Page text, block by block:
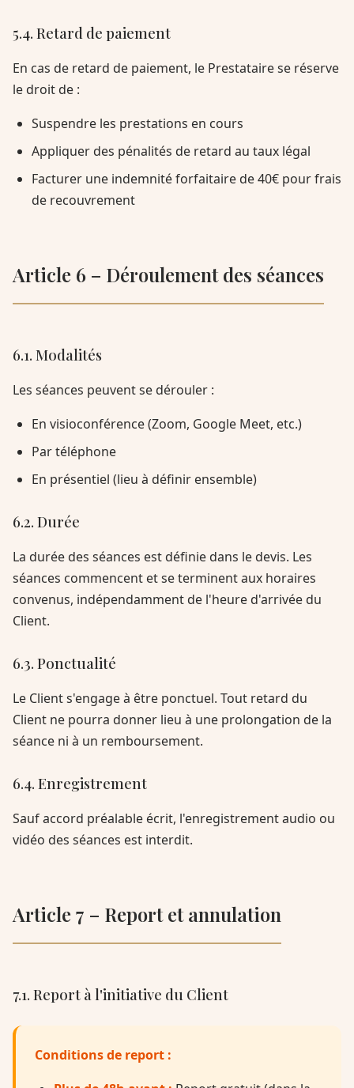
5.4. Retard de paiement
En cas de retard de paiement, le Prestataire se réserve
le droit de :
Suspendre les prestations en cours
Appliquer des pénalités de retard au taux légal
Facturer une indemnité forfaitaire de 40€ pour frais
de recouvrement
Article 6 – Déroulement des séances
6.1. Modalités
Les séances peuvent se dérouler :
En visioconférence (Zoom, Google Meet, etc.)
Par téléphone
En présentiel (lieu à définir ensemble)
6.2. Durée
La durée des séances est définie dans le devis. Les
séances commencent et se terminent aux horaires
convenus, indépendamment de l'heure d'arrivée du
Client.
6.3. Ponctualité
Le Client s'engage à être ponctuel. Tout retard du
Client ne pourra donner lieu à une prolongation de la
séance ni à un remboursement.
6.4. Enregistrement
Sauf accord préalable écrit, l'enregistrement audio ou
vidéo des séances est interdit.
Article 7 – Report et annulation
7.1. Report à l'initiative du Client
Conditions de report :